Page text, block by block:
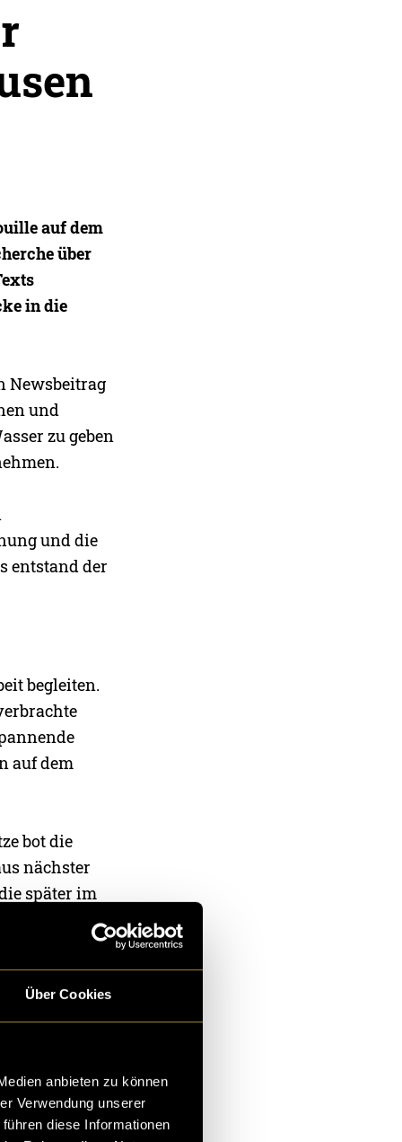
Über Cookies
anbieten zu können
Verwendung unserer
diese Informationen
auf dem
über
in die
Newsbeitrag
und
zu geben
und die
entstand der
begleiten.
auf dem
bot die
nächster
später im
ich einen
hatte.
die